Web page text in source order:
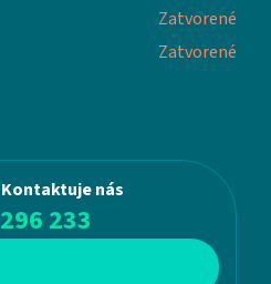
Zatvorené
Zatvorené
nás
233